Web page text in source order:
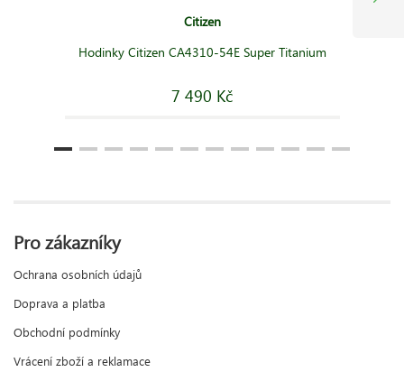
Citizen
Hodinky Citizen CA4310-54E Super Titanium
7 490 Kč
Pro zákazníky
Ochrana osobních údajů
Doprava a platba
Obchodní podmínky
Vrácení zboží a reklamace